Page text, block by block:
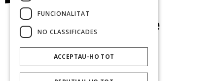
FUNCIONALITAT
NO CLASSIFICADES
ACCEPTAU-HO TOT